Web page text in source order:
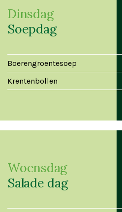
Dinsdag
Soepdag
Boerengroentesoep
Krentenbollen
Woensdag
Salade dag